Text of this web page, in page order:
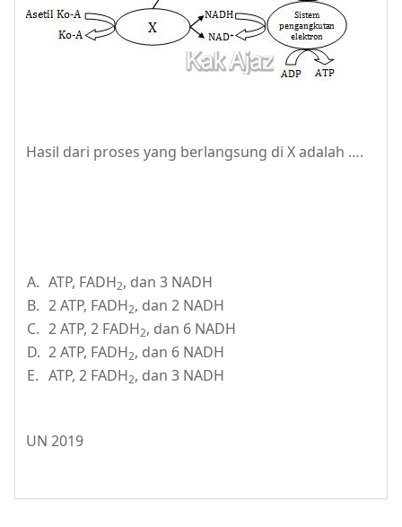
Hasil dari proses yang berlangsung di X adalah ….
A. ATP, FADH2, dan 3 NADH
B. 2 ATP, FADH2, dan 2 NADH
C. 2 ATP, 2 FADH2, dan 6 NADH
D. 2 ATP, FADH2, dan 6 NADH
E. ATP, 2 FADH2, dan 3 NADH
UN 2019